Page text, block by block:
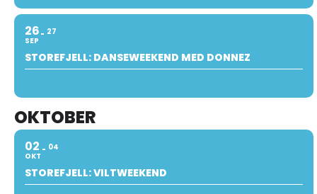
26
SEP
27
STOREFJELL: DANSEWEEKEND MED DONNEZ
OKTOBER
02
OKT
04
STOREFJELL: VILTWEEKEND